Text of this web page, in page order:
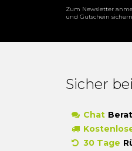
Zum Newsletter
und Gutschein
Sicher
Chat
30 Tage